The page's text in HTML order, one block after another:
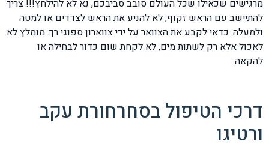
מרגישים שכאילו שכל העולם סובב סביבכם, נא לא להילחץ!!! צריך
להתיישב עם הראש זקוף, לא להניע את הראש לצדדים או למטה
ולמעלה. כדאי לקבע את הצוואר על ידי צווארון ספוגי רך. מומלץ לא
לאכול אלא רק לשתות מים, לא לקחת שום כדור לבחילה או
להקאה.
דרכי הטיפול בסחרחורת עקב
ורטיגו